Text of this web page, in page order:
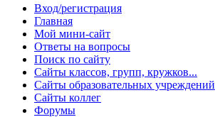
Вход/регистрация
Главная
Мой мини-сайт
Ответы на вопросы
Поиск по сайту
Сайты классов, групп, кружков...
Сайты образовательных учреждений
Сайты коллег
Форумы